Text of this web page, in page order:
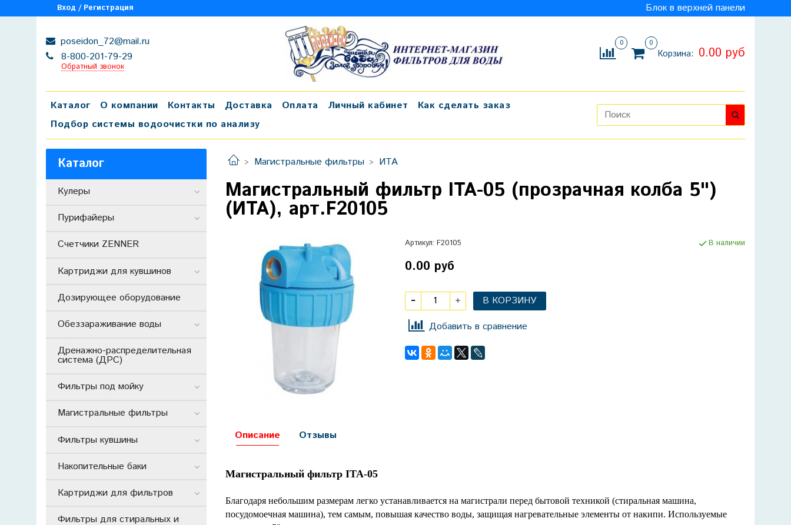
Вход / Регистрация Блок в верхней панели
poseidon_72@mail.ru
8-800-201-79-29
Обратный звонок
0 0
Корзина: 0.00 руб
Каталог О компании Контакты Доставка Оплата Личный кабинет
Как сделать заказ
Подбор системы водоочистки по анализу
Магистральные фильтры ИТА
Магистральный фильтр ITA-05 (прозрачная колба 5")
(ИТА), арт.F20105
Артикул: F20105 В наличии
0.00 руб
В КОРЗИНУ
Добавить в сравнение
Описание
Магистральный фильтр ITA-05
Благодаря небольшим размерам легко устанавливается на магистрали перед бытовой техникой (стиральная машина,
посудомоечная машина), тем самым, повышая качество воды, защищая нагревательные элементы от накипи. Используемые
Отзывы
Каталог
Кулеры
Пурифайеры
Счетчики ZENNER
Картриджи для кувшинов
Дозирующее оборудование
Обеззараживание воды
Дренажно-распределительная
система (ДРС)
Фильтры под мойку
Магистральные фильтры
Фильтры кувшины
Накопительные баки
Картриджи для фильтров
Фильтры для стиральных и